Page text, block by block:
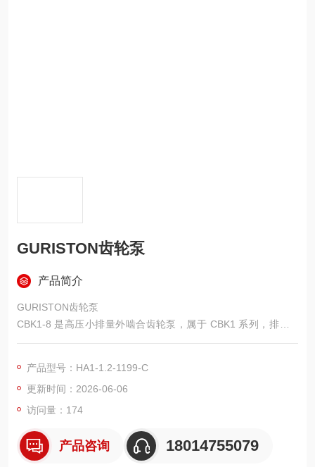
GURISTON齿轮泵
产品简介
GURISTON齿轮泵
CBK1-8 是高压小排量外啮合齿轮泵，属于 CBK1 系列，排量 8
mL/r，铝合金壳体、浮动轴套补偿，20–25MPa 额定压力，主打
产品型号：HA1-1.2-1199-C
更新时间：2026-06-06
访问量：174
产品咨询 18014755079